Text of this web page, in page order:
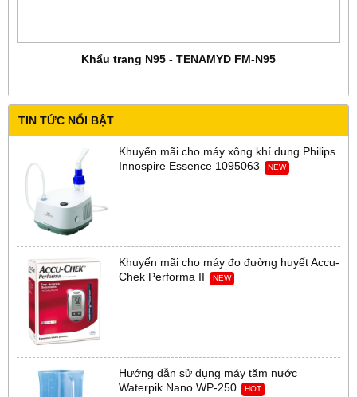
Khẩu trang N95 - TENAMYD FM-N95
TIN TỨC NỔI BẬT
Khuyến mãi cho máy xông khí dung Philips
Innospire Essence 1095063
NEW
Khuyến mãi cho máy đo đường huyết Accu-
Chek Performa II
NEW
Hướng dẫn sử dụng máy tăm nước
Waterpik Nano WP-250
HOT